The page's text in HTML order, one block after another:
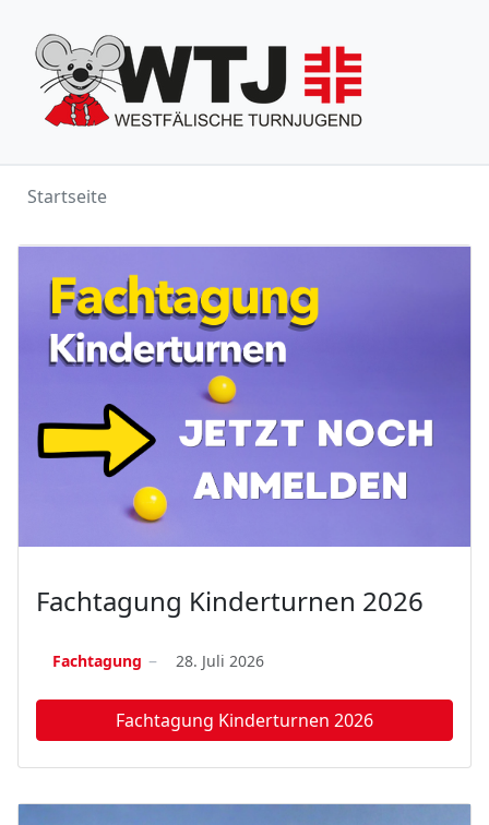
Startseite
Fachtagung Kinderturnen 2026
Fachtagung 28. Juli 2026
Fachtagung Kinderturnen 2026